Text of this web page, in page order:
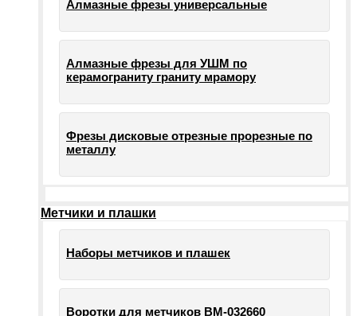
Алмазные фрезы универсальные
Алмазные фрезы для УШМ по
керамограниту граниту мрамору
Фрезы дисковые отрезные прорезные по
металлу
Метчики и плашки
Наборы метчиков и плашек
Воротки для метчиков ВМ-032660